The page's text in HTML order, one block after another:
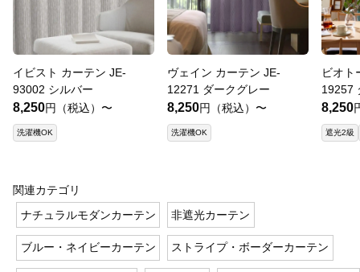
イビスト カーテン JE-
93002 シルバー
8,250円（税込）〜
洗濯機OK
ヴェイン カーテン JE-
12271 ダークグレー
8,250円（税込）〜
洗濯機OK
ビオト
19257
8,250
遮光2級
関連カテゴリ
ナチュラルモダンカーテン
非遮光カーテン
ブルー・ネイビーカーテン ストライプ・ボーダーカーテン